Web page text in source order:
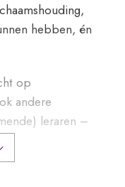
hebben, én
op
andere
leraren –